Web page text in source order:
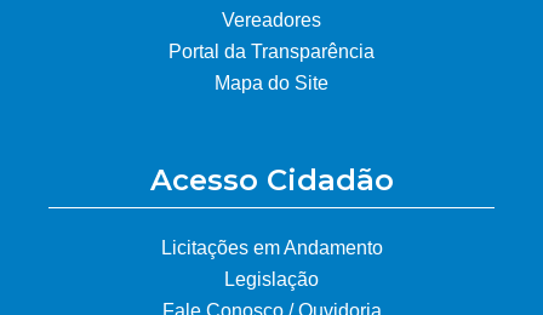
Vereadores
Portal da Transparência
Mapa do Site
Acesso Cidadão
Licitações em Andamento
Legislação
Fale Conosco / Ouvidoria